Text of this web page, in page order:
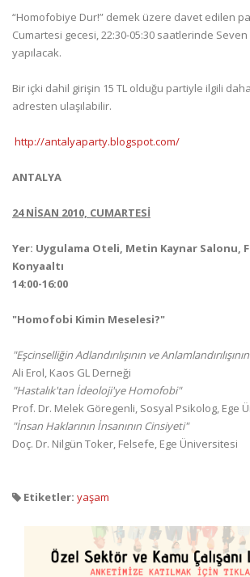
“Homofobiye Dur!” demek üzere davet edilen
Cumartesi gecesi, 22:30-05:30 saatlerinde Seven
yapılacak.
Bir içki dahil girişin 15 TL olduğu partiyle ilgili
adresten ulaşılabilir.
http://antalyaparty.blogspot.com/
ANTALYA
24 NİSAN 2010, CUMARTESİ
Yer: Uygulama Oteli, Metin Kaynar Salonu,
Konyaaltı
14:00-16:00
"Homofobi Kimin Meselesi?"
"Eşcinselliğin Adlandırılışının ve
Ali Erol, Kaos GL Derneği
"Hastalık'tan İdeoloji'ye Homofobi"
Prof. Dr. Melek Göregenli, Sosyal Psikolog, Ege
"İnsan Haklarının İnsanının Cinsiyeti"
Doç. Dr. Nilgün Toker, Felsefe, Ege Üniversitesi
Etiketler: yaşam